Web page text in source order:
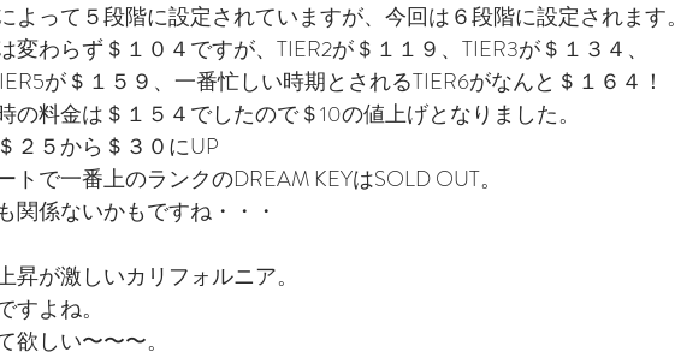
LA WEDDING AVENUEスタッフの1日
よって５段階に設定されていますが、今回は６段階に設定されます。
わらず＄１０４ですが、TIER2が＄１１９、TIER3が＄１３４、
が＄１５９、一番忙しい時期とされるTIER6がなんと＄１６４！
の料金は＄１５４でしたので＄10の値上げとなりました。
２５から＄３０にUP
で一番上のランクのDREAM KEYはSOLD OUT。
関係ないかもですね・・・
昇が激しいカリフォルニア。
よね。
しい〜〜〜。